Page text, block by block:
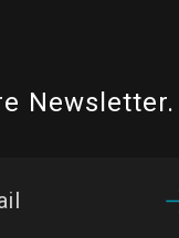
Newsletter.